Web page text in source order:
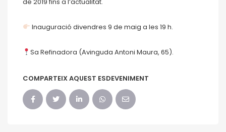
Inauguració divendres 9 de maig a les 19 h.
Sa Refinadora (Avinguda Antoni Maura, 65).
COMPARTEIX AQUEST ESDEVENIMENT